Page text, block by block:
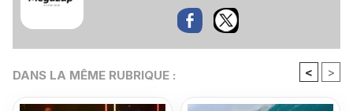
DANS LA MÊME RUBRIQUE : < >